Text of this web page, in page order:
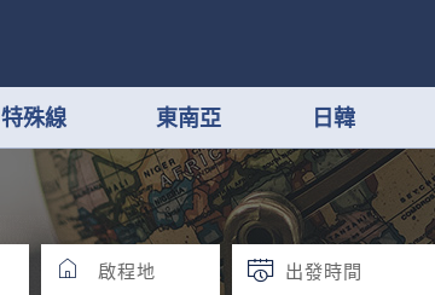
特殊線 東南亞 日韓
啟程地 出發時間